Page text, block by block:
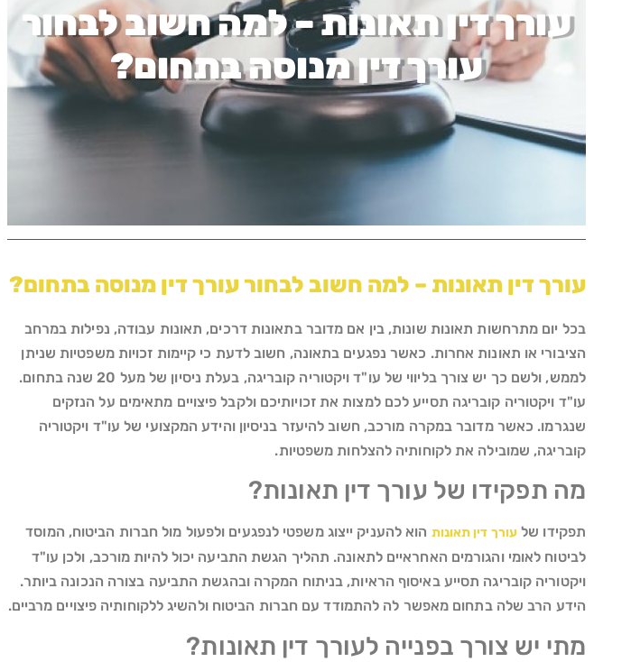
עורך דין תאונות – למה חשוב לבחור
עורך דין מנוסה בתחום?
עורך דין תאונות – למה חשוב לבחור עורך דין מנוסה בתחום?
בכל יום מתרחשות תאונות שונות, בין אם מדובר בתאונות דרכים, תאונות עבודה, נפילות במרחב
הציבורי או תאונות אחרות. כאשר נפגעים בתאונה, חשוב לדעת כי קיימות זכויות משפטיות שניתן
לממש, ולשם כך יש צורך בליווי של עו"ד ויקטוריה קובריגה, בעלת ניסיון של מעל 20 שנה בתחום.
עו"ד ויקטוריה קובריגה תסייע לכם למצות את זכויותיכם ולקבל פיצויים מתאימים על הנזקים
שנגרמו. כאשר מדובר במקרה מורכב, חשוב להיעזר בניסיון והידע המקצועי של עו"ד ויקטוריה
קובריגה, שמובילה את לקוחותיה להצלחות משפטיות.
מה תפקידו של עורך דין תאונות?
תפקידו של עורך דין תאונות הוא להעניק ייצוג משפטי לנפגעים ולפעול מול חברות הביטוח, המוסד
לביטוח לאומי והגורמים האחראיים לתאונה. תהליך הגשת התביעה יכול להיות מורכב, ולכן עו"ד
ויקטוריה קובריגה תסייע באיסוף הראיות, בניתוח המקרה ובהגשת התביעה בצורה הנכונה ביותר.
הידע הרב שלה בתחום מאפשר לה להתמודד עם חברות הביטוח ולהשיג ללקוחותיה פיצויים מרביים.
מתי יש צורך בפנייה לעורך דין תאונות?